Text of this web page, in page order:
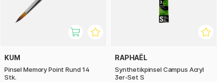
KUM
Pinsel Memory Point Rund 14
Stk.
RAPHAËL
Synthetikpinsel Campus Acryl
3er-Set S